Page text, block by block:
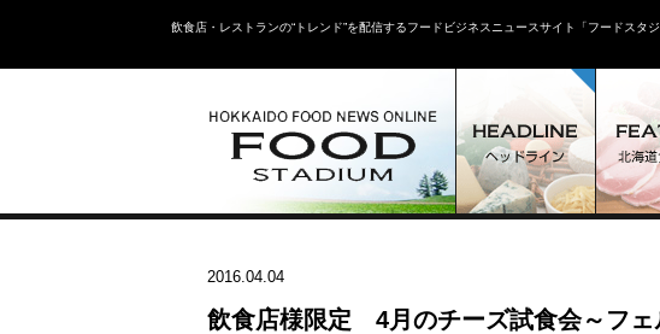
飲食店・レストランの“トレンド”を配信するフードビジネスニュースサイト「フードスタジ
2016.04.04
飲食店様限定 4月のチーズ試食会～フェ